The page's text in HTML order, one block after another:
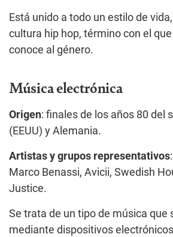
Está unido a todo un estilo de
cultura hip hop, término con el
conoce al género.
Música electrónica
Origen: finales de los años 80 del
(EEUU) y Alemania.
Artistas y grupos representativos
Marco Benassi, Avicii, Swedish
Justice.
Se trata de un tipo de música que
mediante dispositivos